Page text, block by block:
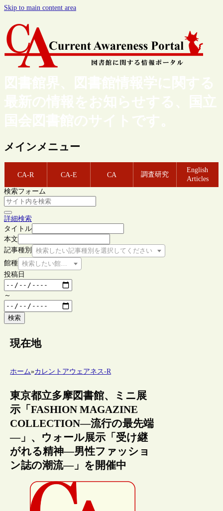
Skip to main content area
図書館界、図書館情報学に関する
最新の情報をお知らせする、国立
国会図書館のサイトです。
メインメニュー
CA-R CA-E CA 調査研究
English
Articles
検索フォーム
詳細検索
タイトル
本文
記事種別
検索したい記事種別を選択してください
館種 検索したい館種を選択してください
投稿日
～
検索
現在地
ホーム»カレントアウェアネス-R
東京都立多摩図書館、ミニ展
示「FASHION MAGAZINE
COLLECTION―流行の最先端
―」、ウォール展示「受け継
がれる精神―男性ファッショ
ン誌の潮流―」を開催中